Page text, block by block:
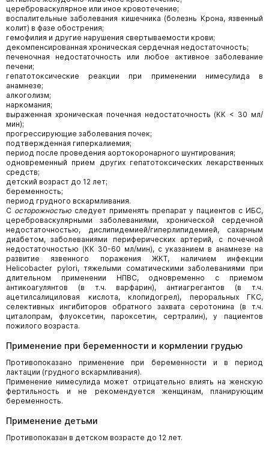
цереброваскулярное или иное кровотечение;
воспалительные заболевания кишечника (болезнь Крона, язвенный
колит) в фазе обострения;
гемофилия и другие нарушения свертываемости крови;
декомпенсированная хроническая сердечная недостаточность;
печеночная недостаточность или любое активное заболевание
печени;
гепатотоксические реакции при применении нимесулида в
анамнезе;
алкоголизм;
наркомания;
выраженная хроническая почечная недостаточность (КК < 30 мл/
мин);
прогрессирующие заболевания почек;
подтвержденная гиперкалиемия;
период после проведения аортокоронарного шунтирования;
одновременный прием других гепатотоксических лекарственных
средств;
детский возраст до 12 лет;
беременность;
период грудного вскармливания.
С осторожностьюследует применять препарат у пациентов с ИБС,
цереброваскулярными заболеваниями, хронической сердечной
недостаточностью, дислипидемией/гиперлипидемией, сахарным
диабетом, заболеваниями периферических артерий, с почечной
недостаточностью (КК 30-60 мл/мин), с указанием в анамнезе на
развитие язвенного поражения ЖКТ, наличием инфекции
Helicobacter pylori, тяжелыми соматическими заболеваниями при
длительном применении НПВС, одновременно с приемом
антикоагулянтов (в т.ч. варфарин), антиагрегантов (в т.ч.
ацетилсалициловая кислота, клопидогрел), пероральных ГКС,
селективных ингибиторов обратного захвата серотонина (в т.ч.
циталопрам, флуоксетин, пароксетин, сертралин), у пациентов
пожилого возраста.
Применение при беременности и кормлении грудью
Противопоказано применение при беременности и в период
лактации (грудного вскармливания).
Применение нимесулида может отрицательно влиять на женскую
фертильность и не рекомендуется женщинам, планирующим
беременность.
Применение детьми
Противопоказан в детском возрасте до 12 лет.